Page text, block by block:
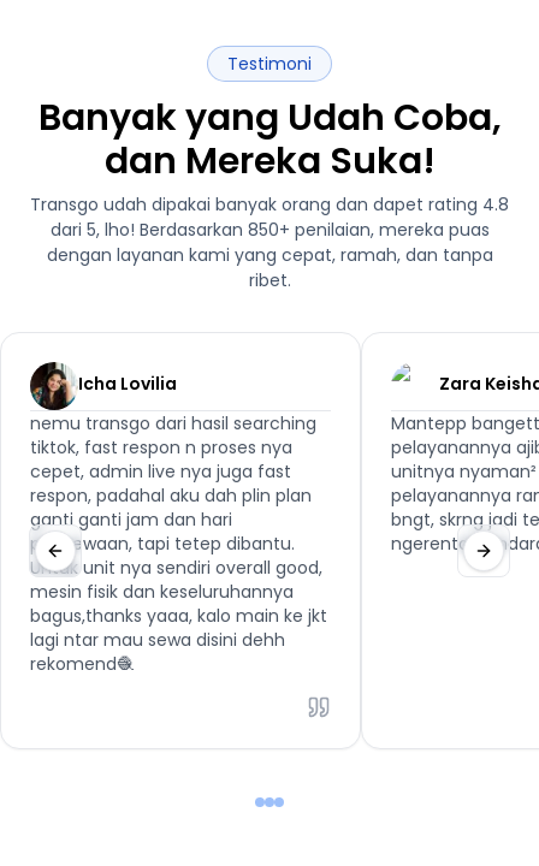
Testimoni
Banyak yang Udah Coba,
dan Mereka Suka!
Transgo udah dipakai banyak orang dan dapet rating 4.8
dari 5, lho! Berdasarkan 850+ penilaian, mereka puas
dengan layanan kami yang cepat, ramah, dan tanpa
ribet.
Icha Lovilia
nemu transgo dari hasil searching
tiktok, fast respon n proses nya
cepet, admin live nya juga fast
respon, padahal aku dah plin plan
ganti ganti jam dan hari
penyewaan, tapi tetep dibantu.
Untuk unit nya sendiri overall good,
mesin fisik dan keseluruhannya
bagus,thanks yaaa, kalo main ke jkt
lagi ntar mau sewa disini dehh
rekomend🧶
Zara
Mantepp
pelayanannya
unitnya
pelayanannya
bngt, skrng jadi
ngerental